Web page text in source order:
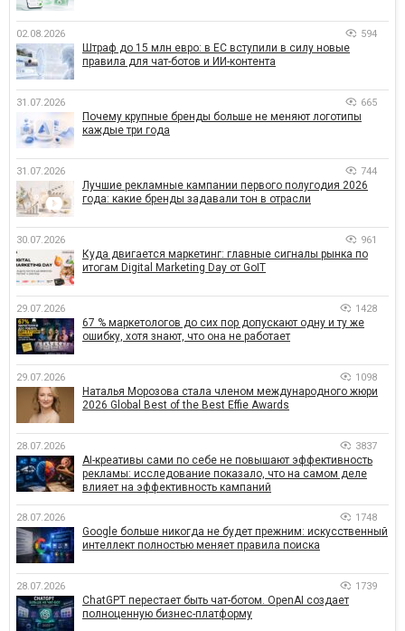
02.08.2026 594
Штраф до 15 млн евро: в ЕС вступили в силу новые
правила для чат-ботов и ИИ-контента
31.07.2026 665
Почему крупные бренды больше не меняют логотипы
каждые три года
31.07.2026 744
Лучшие рекламные кампании первого полугодия 2026
года: какие бренды задавали тон в отрасли
30.07.2026 961
Куда двигается маркетинг: главные сигналы рынка по
итогам Digital Marketing Day от GoIT
29.07.2026 1428
67 % маркетологов до сих пор допускают одну и ту же
ошибку, хотя знают, что она не работает
29.07.2026 1098
Наталья Морозова стала членом международного жюри
2026 Global Best of the Best Effie Awards
28.07.2026 3837
AI-креативы сами по себе не повышают эффективность
рекламы: исследование показало, что на самом деле
влияет на эффективность кампаний
28.07.2026 1748
Google больше никогда не будет прежним: искусственный
интеллект полностью меняет правила поиска
28.07.2026 1739
ChatGPT перестает быть чат-ботом. OpenAI создает
полноценную бизнес-платформу